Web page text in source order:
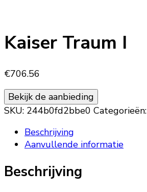
Kaiser Traum I
€706.56
Bekijk de aanbieding
SKU: 244b0fd2bbe0 Categorieën:
Beschrijving
Aanvullende informatie
Beschrijving